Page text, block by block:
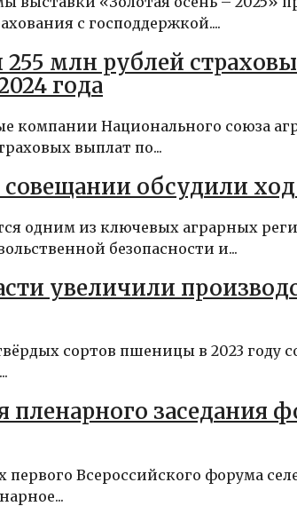
с господдержкой....
млн рублей
года
компании Национального союза
выплат по...
обсудили
одним из ключевых аграрных
безопасности и...
увеличили
сортов пшеницы в 2023 году
пленарного заседания
первого Всероссийского форума